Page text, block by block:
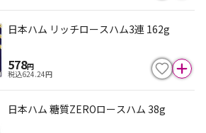
日本ハム リッチロースハム3連 162g
578円
税込624.24円
日本ハム 糖質ZEROロースハム 38g